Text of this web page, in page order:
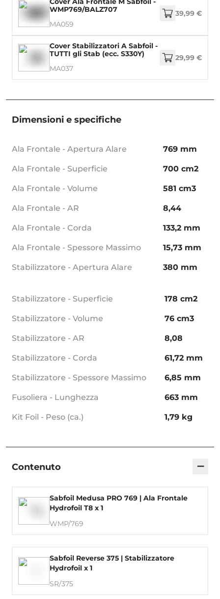
WMP769/BALZ707
MA059
39,99 €
Cover Stabilizzatori A Sabfoil -
TUTTI gli Stab (ecc. S330Y)
MA037
29,99 €
Dimensioni e specifiche
Ala Frontale - Apertura Alare 769 mm
Ala Frontale - Superficie 700 cm2
Ala Frontale - Volume 581 cm3
Ala Frontale - AR 8,44
Ala Frontale - Corda 133,2 mm
Ala Frontale - Spessore Massimo 15,73 mm
Stabilizzatore - Apertura Alare 380 mm
Stabilizzatore - Superficie 178 cm2
Stabilizzatore - Volume 76 cm3
Stabilizzatore - AR 8,08
Stabilizzatore - Corda 61,72 mm
Stabilizzatore - Spessore Massimo 6,85 mm
Fusoliera - Lunghezza 663 mm
Kit Foil - Peso (ca.) 1,79 kg
Contenuto −
Sabfoil Medusa PRO 769 | Ala Frontale
Hydrofoil T8 x 1
WMP/769
Sabfoil Reverse 375 | Stabilizzatore
Hydrofoil x 1
SR/375